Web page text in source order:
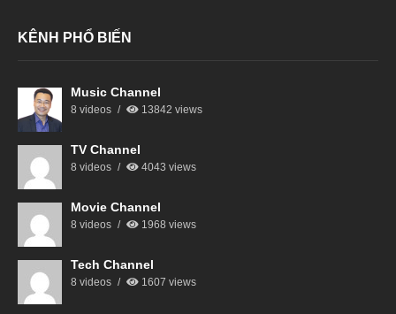
KÊNH PHỔ BIẾN
Music Channel
8 videos 13842 views
TV Channel
8 videos 4043 views
Movie Channel
8 videos 1968 views
Tech Channel
8 videos 1607 views